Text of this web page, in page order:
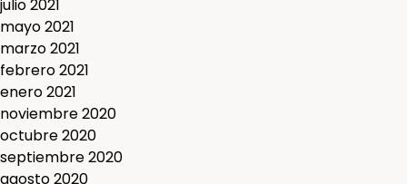
julio 2021
mayo 2021
marzo 2021
febrero 2021
enero 2021
noviembre 2020
octubre 2020
septiembre 2020
agosto 2020